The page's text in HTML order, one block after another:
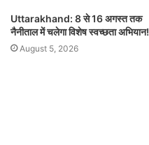
Uttarakhand: 8 से 16 अगस्त तक
नैनीताल में चलेगा विशेष स्वच्छता अभियान!
August 5, 2026